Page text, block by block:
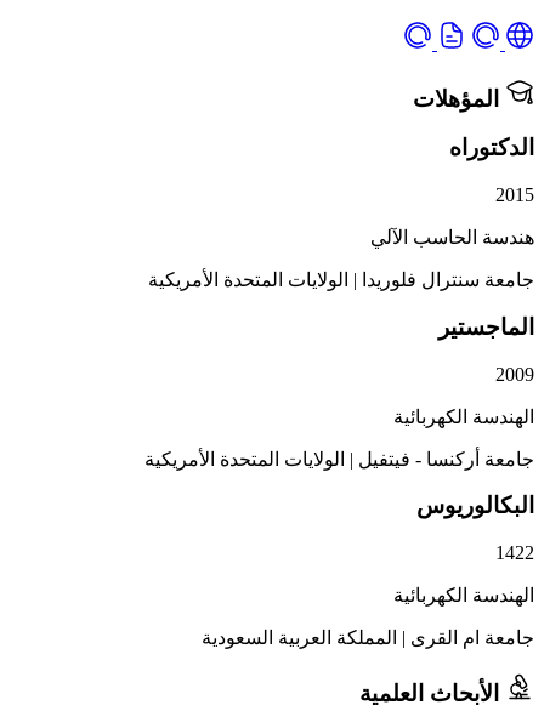
الآلي
فلوريدا الولايات المتحدة الأمريكية
- فيتفيل الولايات المتحدة الأمريكية
القرى المملكة العربية السعودية
العلمية